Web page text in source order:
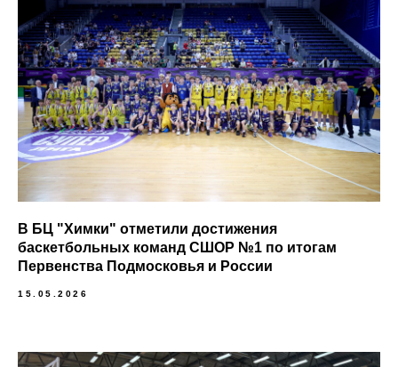
В БЦ "Химки" отметили достижения
баскетбольных команд СШОР №1 по итогам
Первенства Подмосковья и России
15.05.2026